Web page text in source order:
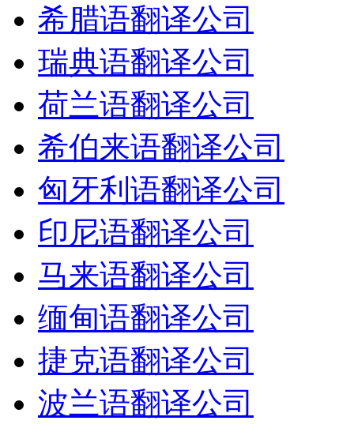
希腊语翻译公司
瑞典语翻译公司
荷兰语翻译公司
希伯来语翻译公司
匈牙利语翻译公司
印尼语翻译公司
马来语翻译公司
缅甸语翻译公司
捷克语翻译公司
波兰语翻译公司